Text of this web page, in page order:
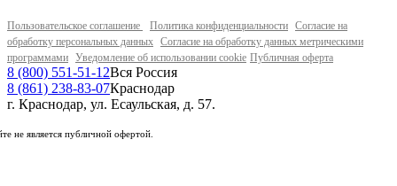
Пользовательское соглашение Политика конфиденциальности Согласие на
обработку персональных данных Согласие на обработку данных метрическими
программами Уведомление об использовании cookie Публичная оферта
8 (800) 551-51-12Вся Россия
8 (861) 238-83-07Краснодар
г. Краснодар, ул. Есаульская, д. 57.
не является публичной офертой.